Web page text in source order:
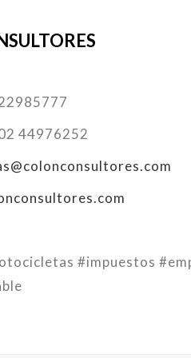
44976252
#impuestos